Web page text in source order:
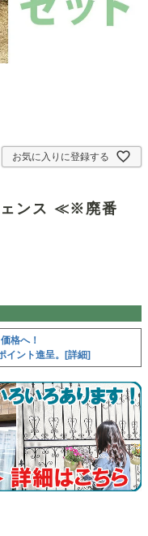
お気に入りに登録する
ェンス ≪※廃番
格へ！
イント進呈。[詳細]